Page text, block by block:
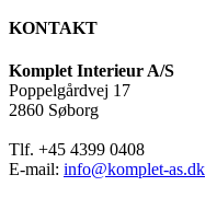
KONTAKT
Komplet Interieur A/S
Poppelgårdvej 17
2860 Søborg
Tlf. +45 4399 0408
E-mail: info@komplet-as.dk